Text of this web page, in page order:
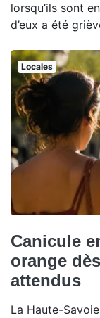
lorsqu’ils sont
d’eux a été
Locales
Canicule
orange
attendus
La Haute-